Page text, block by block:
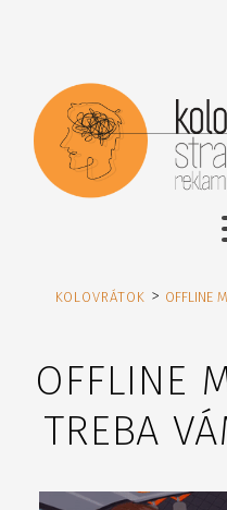
KOLOVRÁTOK > OFFLINE
OFFLINE
TREBA